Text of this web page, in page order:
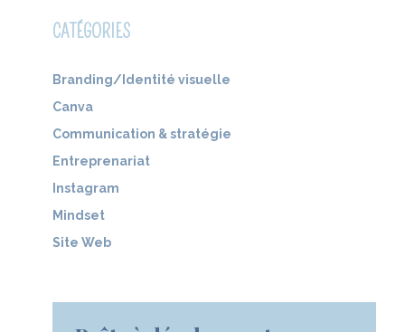
CATÉGORIES
Branding/Identité visuelle
Canva
Communication & stratégie
Entreprenariat
Instagram
Mindset
Site Web